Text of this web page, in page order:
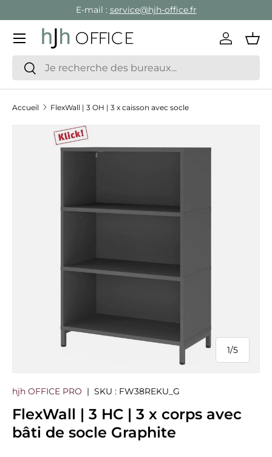
Aller au contenu
E-mail : service@hjh-office.fr
Recherche
Rechercher
Se
Menu
Accueil FlexWall | 3 OH | 3 x caisson avec socle
Passer aux informations produits
1/
de
5
hjh OFFICE PRO | SKU : FW38REKU_G
FlexWall | 3 HC | 3 x corps avec
bâti de socle Graphite